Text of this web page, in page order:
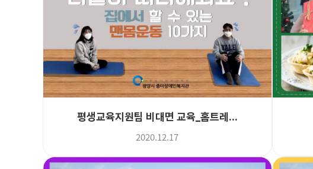
평생교육지원팀 비대면 교육_홈트레...
2020.12.17